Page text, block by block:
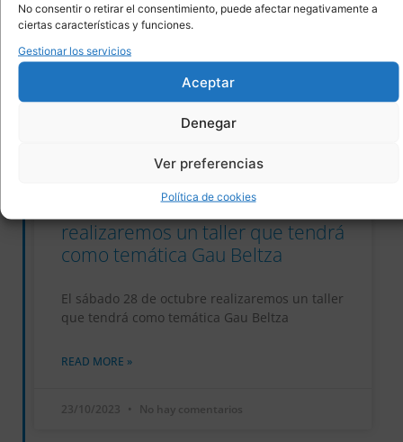
No consentir o retirar el consentimiento, puede afectar negativamente a
ciertas características y funciones.
Gestionar los servicios
Aceptar
Denegar
Ver preferencias
Política de cookies
EVENTOS
El sábado 28 de octubre
realizaremos un taller que tendrá
como temática Gau Beltza
El sábado 28 de octubre realizaremos un taller
que tendrá como temática Gau Beltza
READ MORE »
23/10/2023 No hay comentarios